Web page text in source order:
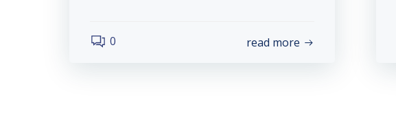
0 read more